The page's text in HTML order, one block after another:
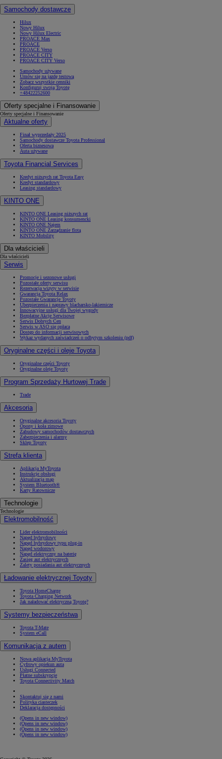
Samochody dostawcze
Hilux
Nowy Hilux
Nowy Hilux Electric
PROACE Max
PROACE
PROACE Verso
PROACE CITY
PROACE CITY Verso
Samochody używane
Umów się na jazdę testową
Zobacz wszystkie cenniki
Konfiguruj swoją Toyotę
+48422252600
Oferty specjalne i Finansowanie
Oferty specjalne i Finansowanie
Aktualne oferty
Finał wyprzedaży 2025
Samochody dostawcze Toyota Professional
Oferta biznesowa
Auta używane
Toyota Financial Services
Kredyt niższych rat Toyota Easy
Kredyt standardowy
Leasing standardowy
KINTO ONE
KINTO ONE Leasing niższych rat
KINTO ONE Leasing konsumencki
KINTO ONE Najem
KINTO ONE Zarządzanie flotą
KINTO Mobility
Dla właścicieli
Dla właścicieli
Serwis
Promocje i sezonowe usługi
Pozostałe oferty serwisu
Rezerwacja wizyty w serwisie
Gwarancja Toyota Relax
Pozostałe Gwarancje Toyoty
Ubezpieczenia i naprawy blacharsko-lakiernicze
Innowacyjne usługi dla Twojej wygody
Bezpłatne Akcje Serwisowe
Serwis Dobrych Cen
Serwis w ASO się opłaca
Dostęp do informacji serwisowych
Wykaz wydanych zaświadczeń o odbytym szkoleniu (pdf)
Oryginalne części i oleje Toyota
Oryginalne części Toyoty
Oryginalne oleje Toyoty
Program Sprzedaży Hurtowej Trade
Trade
Akcesoria
Oryginalne akcesoria Toyoty
Opony i koła zimowe
Zabudowy samochodów dostawczych
Zabezpieczenia i alarmy
Sklep Toyoty
Strefa klienta
Aplikacja MyToyota
Instrukcje obsługi
Aktualizacja map
System Bluetooth®
Karty Ratownicze
Technologie
Technologie
Elektromobilność
Lider elektromobilności
Napęd hybrydowy
Napęd hybrydowy typu plug-in
Napęd wodorowy
Napęd elektryczny na baterię
Zasięg aut elektrycznych
Zalety posiadania aut elektrycznych
Ładowanie elektrycznej Toyoty
Toyota HomeCharge
Toyota Charging Network
Jak naładować elektryczną Toyotę?
Systemy bezpieczeństwa
Toyota T-Mate
System eCall
Komunikacja z autem
Nowa aplikacja MyToyota
Cyfrowy opiekun auta
Usługi Connected
Płatne subskrypcje
Toyota Connectivity Match
Skontaktuj się z nami
Polityka ciasteczek
Deklaracja dostępności
(Opens in new window)
(Opens in new window)
(Opens in new window)
(Opens in new window)